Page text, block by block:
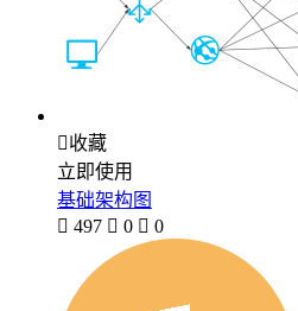
收藏
立即使用
基础架构图
 497  0  0